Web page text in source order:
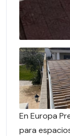
En Europa
para